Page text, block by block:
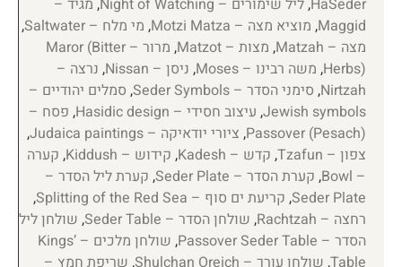
HaSeder
,ליל שימורים – Night of Watching , מגיד –
Maggid
, מוציא מצה – Motzi Matza , מי מלח – Saltwater
,
מצה – Matzah
, מצות – Matzot ,
מרור – Maror (Bitter
Herbs)
, משה רבינו – Moses , ניסן – Nissan , נרצה –
Nirtzah
, סימני הסדר – Seder Symbols , סמלים יהודיים –
Jewish symbols
, עיצוב חסידי – Hasidic design , פסח –
Passover (Pesach)
, ציורי יודאיקה – Judaica paintings
,
צפון – Tzafun
, קדש – Kadesh , קידוש – Kiddush , קערה
– Bowl
, קערת הסדר – Seder Plate , קערת ליל הסדר –
Seder Plate
, קריעת ים סוף – Splitting of the Red Sea
,
רחצה – Rachtzah
, שולחן הסדר – Seder Table , שולחן ליל
הסדר – Passover Seder Table
,
שולחן מלכים – Kings’